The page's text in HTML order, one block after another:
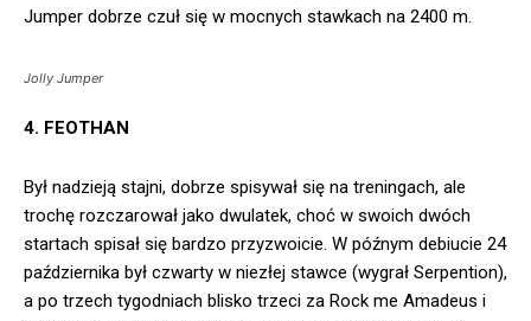
Jumper dobrze czuł się w mocnych stawkach na 2400 m.
Jolly Jumper
4. FEOTHAN
Był nadzieją stajni, dobrze spisywał się na treningach, ale
trochę rozczarował jako dwulatek, choć w swoich dwóch
startach spisał się bardzo przyzwoicie. W późnym debiucie 24
października był czwarty w niezłej stawce (wygrał Serpention),
a po trzech tygodniach blisko trzeci za Rock me Amadeus i